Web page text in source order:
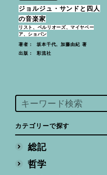
ジョルジュ・サンドと四人
の音楽家
リスト、ベルリオーズ、マイヤベー
ア、ショパン
著者： 坂本千代, 加藤由紀 著
出版： 彩流社
カテゴリーで探す
総記
哲学